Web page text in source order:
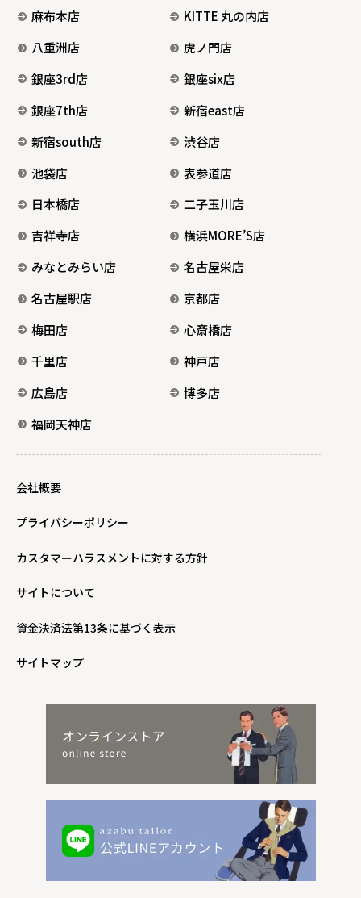
麻布本店
KITTE 丸の内店
八重洲店
虎ノ門店
銀座3rd店
銀座six店
銀座7th店
新宿east店
新宿south店
渋谷店
池袋店
表参道店
日本橋店
二子玉川店
吉祥寺店
横浜MORE’S店
みなとみらい店
名古屋栄店
名古屋駅店
京都店
梅田店
心斎橋店
千里店
神戸店
広島店
博多店
福岡天神店
会社概要
プライバシーポリシー
カスタマーハラスメントに対する方針
サイトについて
資金決済法第13条に基づく表示
サイトマップ